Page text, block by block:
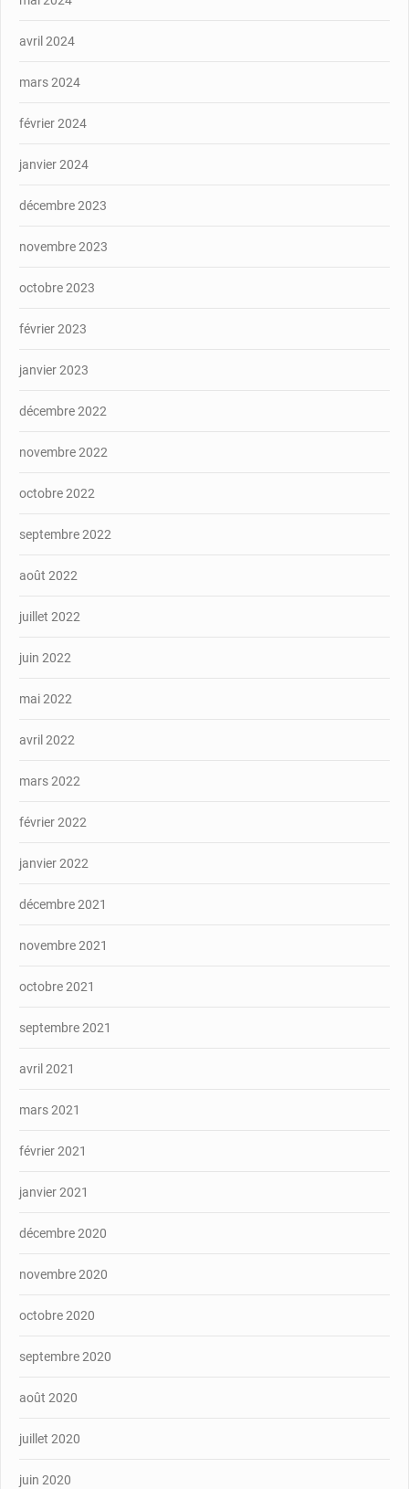
avril 2024
mars 2024
février 2024
janvier 2024
décembre 2023
novembre 2023
octobre 2023
février 2023
janvier 2023
décembre 2022
novembre 2022
octobre 2022
septembre 2022
août 2022
juillet 2022
juin 2022
mai 2022
avril 2022
mars 2022
février 2022
janvier 2022
décembre 2021
novembre 2021
octobre 2021
septembre 2021
avril 2021
mars 2021
février 2021
janvier 2021
décembre 2020
novembre 2020
octobre 2020
septembre 2020
août 2020
juillet 2020
juin 2020